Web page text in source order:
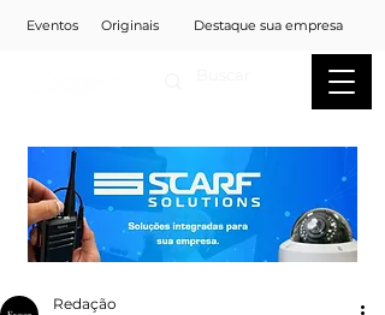
Eventos Originais Destaque sua empresa
Redação